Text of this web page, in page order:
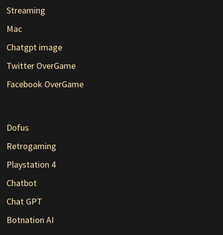
Streaming
Mac
Chatgpt image
Twitter OverGame
Facebook OverGame
Dofus
Retrogaming
Playstation 4
Chatbot
Chat GPT
Botnation AI